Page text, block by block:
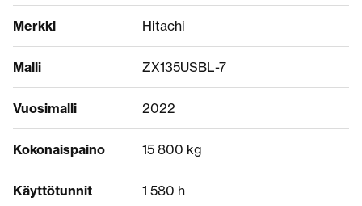
Merkki Hitachi
Malli ZX135USBL-7
Vuosimalli 2022
Kokonaispaino 15 800 kg
Käyttötunnit 1 580 h